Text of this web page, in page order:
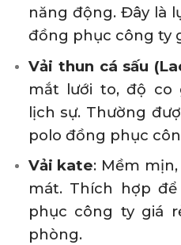
năng động. Đây là
đồng phục công ty
Vải thun cá sấu
mắt lưới to, độ co
lịch sự. Thường
polo đồng phục
Vải kate: Mềm
mát. Thích hợp
phục công ty giá
phòng.